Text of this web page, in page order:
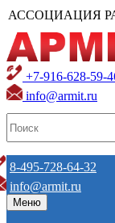
АССОЦИАЦИЯ
+7-916-628-59-
info@armit.ru
8-495-728-64-32
info@armit.ru
Меню